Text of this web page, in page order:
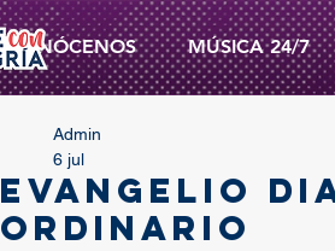
CONÓCENOS MÚSICA 24/7
EVANGELIO
ORDINARIO
Admin
6 jul